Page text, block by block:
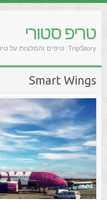
טריפ סטורי
TripStory: טיפים והמלצות על טיסות וטיולים בעולם
Smart Wings